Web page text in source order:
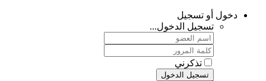
دخول أو تسجيل
تسجيل الدخول...
تذكرني
تسجيل الدخول